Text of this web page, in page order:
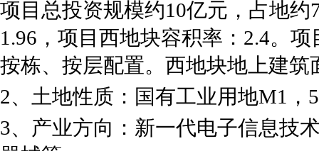
项目总投资规模约10亿元，占地
1.96，项目西地块容积率：2.4。
按栋、按层配置。西地块地上建筑
2、土地性质：国有工业用地M1，
3、产业方向：新一代电子信息技